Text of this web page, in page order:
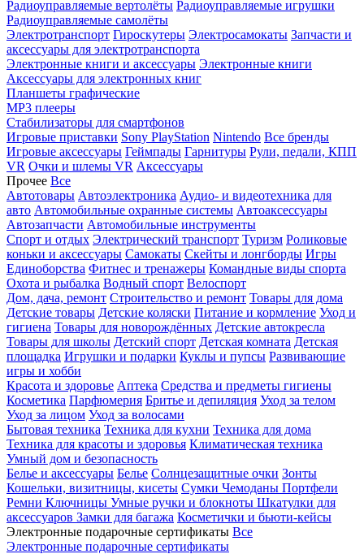
Радиоуправляемые вертолёты Радиоуправляемые игрушки
Радиоуправляемые самолёты
Электротранспорт Гироскутеры Электросамокаты Запчасти и
аксессуары для электротранспорта
Электронные книги и аксессуары Электронные книги
Аксессуары для электронных книг
Планшеты графические
MP3 плееры
Стабилизаторы для смартфонов
Игровые приставки Sony PlayStation Nintendo Все бренды
Игровые аксессуары Геймпады Гарнитуры Рули, педали, КПП
VR Очки и шлемы VR Аксессуары
Прочее Все
Автотовары Автоэлектроника Аудио- и видеотехника для
авто Автомобильные охранные системы Автоаксессуары
Автозапчасти Автомобильные инструменты
Спорт и отдых Электрический транспорт Туризм Роликовые
коньки и аксессуары Самокаты Скейты и лонгборды Игры
Единоборства Фитнес и тренажеры Командные виды спорта
Охота и рыбалка Водный спорт Велоспорт
Дом, дача, ремонт Строительство и ремонт Товары для дома
Детские товары Детские коляски Питание и кормление Уход и
гигиена Товары для новорождённых Детские автокресла
Товары для школы Детский спорт Детская комната Детская
площадка Игрушки и подарки Куклы и пупсы Развивающие
игры и хобби
Красота и здоровье Аптека Средства и предметы гигиены
Косметика Парфюмерия Бритье и депиляция Уход за телом
Уход за лицом Уход за волосами
Бытовая техника Техника для кухни Техника для дома
Техника для красоты и здоровья Климатическая техника
Умный дом и безопасность
Белье и аксессуары Белье Солнцезащитные очки Зонты
Кошельки, визитницы, кисеты Сумки Чемоданы Портфели
Ремни Ключницы Умные ручки и блокноты Шкатулки для
аксессуаров Замки для багажа Косметички и бьюти-кейсы
Электронные подарочные сертификаты Все
Электронные подарочные сертификаты